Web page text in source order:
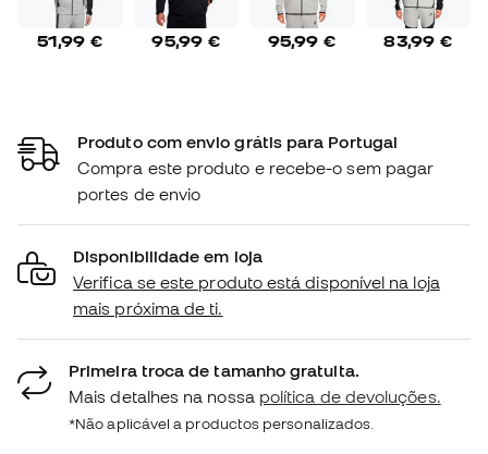
51,99 € 95,99 € 95,99 € 83,99 €
Produto com envio grátis para Portugal
Compra este produto e recebe-o sem pagar
portes de envio
Disponibilidade em loja
Verifica se este produto está disponível na loja
mais próxima de ti.
Primeira troca de tamanho gratuita.
Mais detalhes na nossa política de devoluções.
*Não aplicável a productos personalizados.